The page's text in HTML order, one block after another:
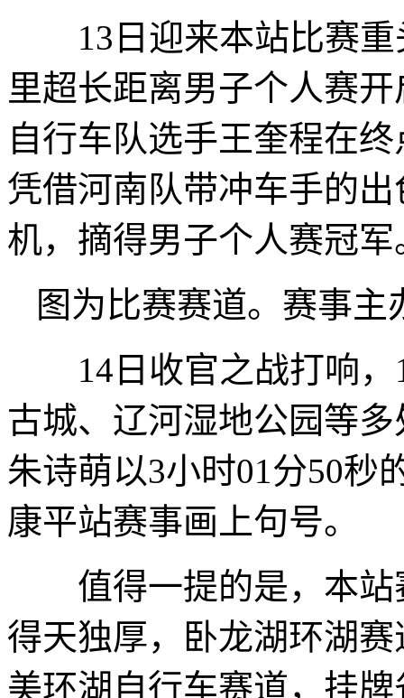
13日迎来本站比赛重
里超长距离男子个人赛
自行车队选手王奎程在
凭借河南队带冲车手的
机，摘得男子个人赛冠军
图为比赛赛道。赛事主
14日收官之战打响，
古城、辽河湿地公园等
朱诗萌以3小时01分50秒
康平站赛事画上句号。
值得一提的是，本站
得天独厚，卧龙湖环湖
美环湖自行车赛道，挂